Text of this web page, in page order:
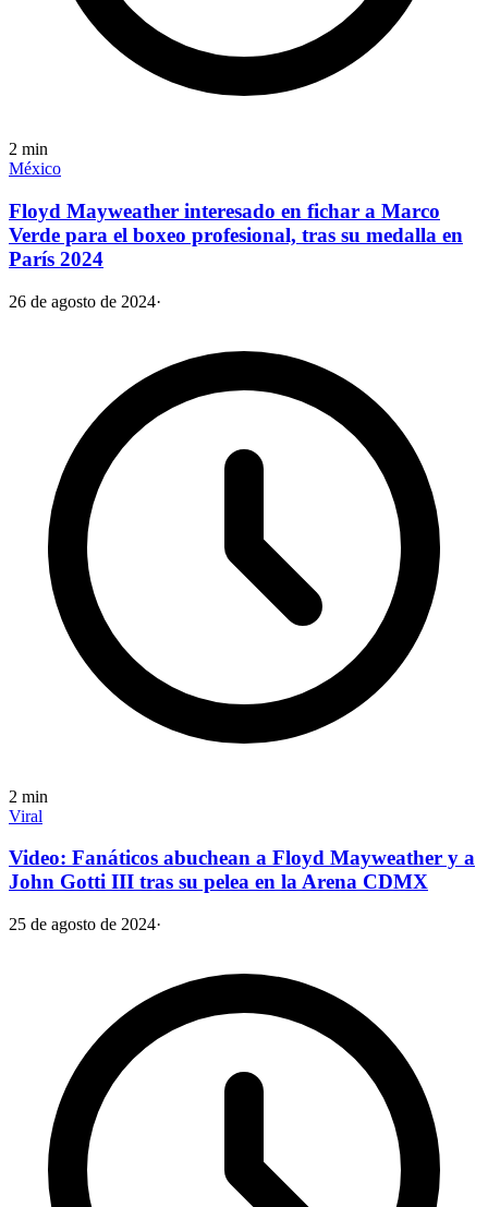
2 min
México
Floyd Mayweather interesado en fichar a Marco
Verde para el boxeo profesional, tras su medalla en
París 2024
26 de agosto de 2024·
2 min
Viral
Video: Fanáticos abuchean a Floyd Mayweather y a
John Gotti III tras su pelea en la Arena CDMX
25 de agosto de 2024·